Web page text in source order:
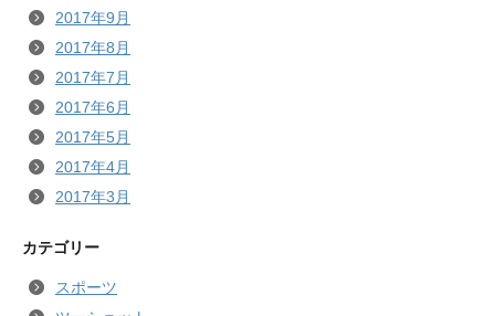
2017年9月
2017年8月
2017年7月
2017年6月
2017年5月
2017年4月
2017年3月
カテゴリー
スポーツ